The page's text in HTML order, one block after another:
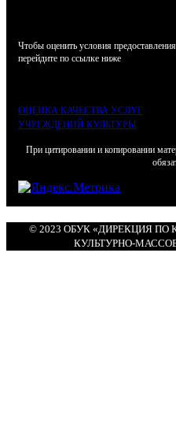
Чтобы оценить условия
перейдите по ссылке ниже
ОЦЕНКА КАЧЕСТВА УСЛУГ
УЧРЕЖДЕНИЙ КУЛЬТУРЫ
При цитировании и копировании
© 2023 ОБУК «ДИРЕКЦИЯ
КУЛЬТУРНО-